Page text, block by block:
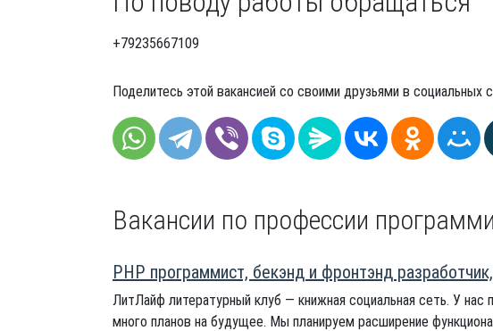
+79235667109
Поделитесь этой вакансией со своими друзьями в социальных
Вакансии по профессии
PHP программист, бекэнд и фронтэнд
ЛитЛайф литературный клуб — книжная социальная сеть. У нас
много планов на будущее. Мы планируем расширение